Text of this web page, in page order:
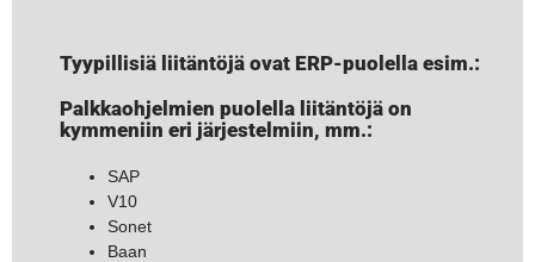
Tyypillisiä liitäntöjä ovat ERP-puolella esim.:
Palkkaohjelmien puolella liitäntöjä on
kymmeniin eri järjestelmiin, mm.:
SAP
V10
Sonet
Baan